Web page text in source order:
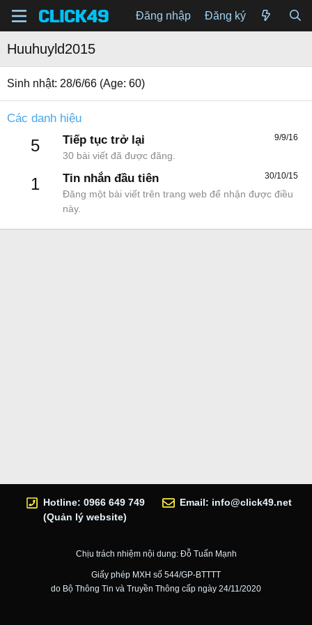
Đăng nhập Đăng ký
Huuhuyld2015
Sinh nhật 28/6/66 (Age: 60)
Các danh hiệu
5 9/9/16
Tiếp tục trở lại
30 bài viết đã được đăng.
1 30/10/15
Tin nhắn đầu tiên
Đăng một bài viết trên trang web để nhận được điều
này.
Hotline: 0966 649 749
(Quản lý website)
Email: info@click49.net
Chịu trách nhiệm nội dung: Đỗ Tuấn Mạnh
Giấy phép MXH số 544/GP-BTTTT
do Bộ Thông Tin và Truyền Thông cấp ngày 24/11/2020